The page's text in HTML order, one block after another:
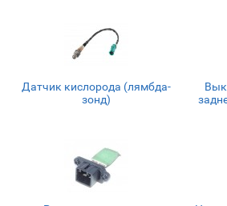
Датчик кислорода (лямбда-
зонд)